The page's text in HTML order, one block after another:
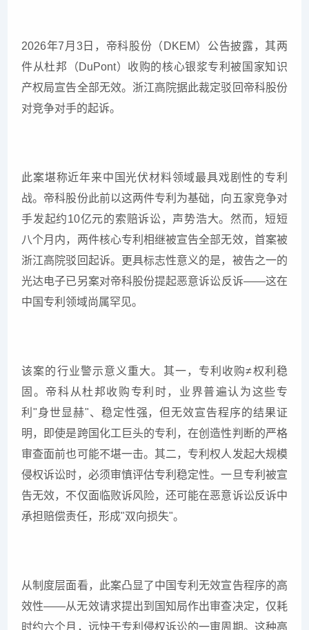
2026年7月3日，帝科股份（DKEM）公告披露，其两
件从杜邦（DuPont）收购的核心银浆专利被国家知识
产权局宣告全部无效。浙江高院据此裁定驳回帝科股份
对竞争对手的起诉。
此案堪称近年来中国光伏材料领域最具戏剧性的专利
战。帝科股份此前以这两件专利为基础，向五家竞争对
手发起约10亿元的索赔诉讼，声势浩大。然而，短短
八个月内，两件核心专利相继被宣告全部无效，首案被
浙江高院驳回起诉。更具标志性意义的是，被告之一的
光达电子已另案对帝科股份提起恶意诉讼反诉——这在
中国专利领域尚属罕见。
该案的行业警示意义重大。其一，专利收购≠权利稳
固。帝科从杜邦收购专利时，业界普遍认为这些专
利"身世显赫"、稳定性强，但无效宣告程序的结果证
明，即使是跨国化工巨头的专利，在创造性判断的严格
审查面前也可能不堪一击。其二，专利权人发起大规模
侵权诉讼时，必须审慎评估专利稳定性。一旦专利被宣
告无效，不仅面临败诉风险，还可能在恶意诉讼反诉中
承担赔偿责任，形成"双向损失"。
从制度层面看，此案凸显了中国专利无效宣告程序的高
效性——从无效请求提出到国知局作出审查决定，仅耗
时约六个月，远快于专利侵权诉讼的一审周期。这种高